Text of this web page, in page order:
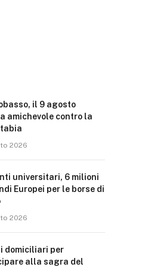
il 9 agosto
amichevole contro la
2026
universitari, 6 milioni
Europei per le borse di
2026
i domiciliari per
alla sagra del